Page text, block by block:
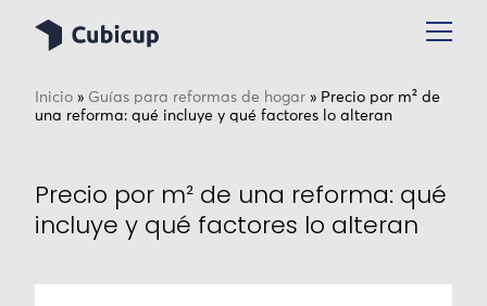
Inicio » Guías para reformas de hogar » Precio por m² de
una reforma: qué incluye y qué factores lo alteran
Precio por m² de una reforma: qué
incluye y qué factores lo alteran